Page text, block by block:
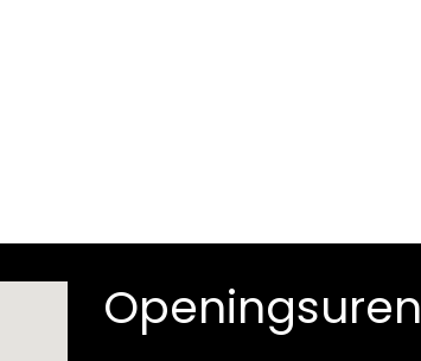
Openingsuren